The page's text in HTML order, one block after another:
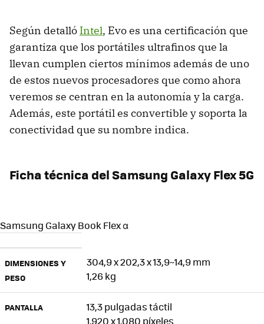
Según detalló Intel, Evo es una certificación que
garantiza que los portátiles ultrafinos que la
llevan cumplen ciertos mínimos además de uno
de estos nuevos procesadores que como ahora
veremos se centran en la autonomía y la carga.
Además, este portátil es convertible y soporta la
conectividad que su nombre indica.
Ficha técnica del Samsung Galaxy Flex 5G
Samsung Galaxy Book Flex α
DIMENSIONES Y
PESO
304,9 x 202,3 x 13,9~14,9 mm
1,26 kg
PANTALLA
13,3 pulgadas táctil
1.920 x 1.080 píxeles